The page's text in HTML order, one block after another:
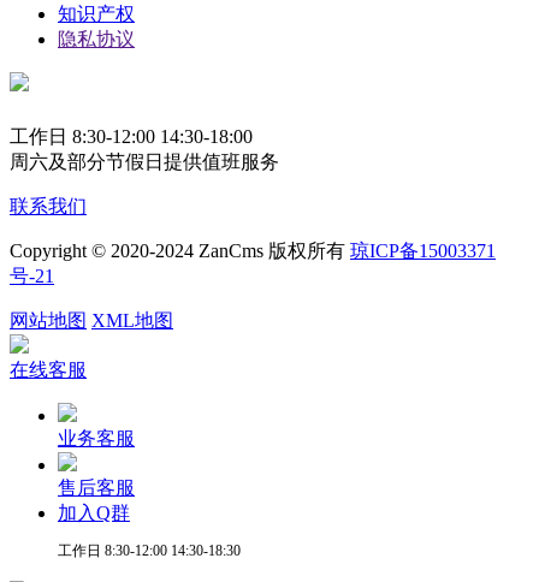
知识产权
隐私协议
工作日 8:30-12:00 14:30-18:00
周六及部分节假日提供值班服务
联系我们
Copyright © 2020-2024 ZanCms 版权所有 琼ICP备15003371
号-21
网站地图 XML地图
在线客服
业务客服
售后客服
加入Q群
工作日 8:30-12:00 14:30-18:30